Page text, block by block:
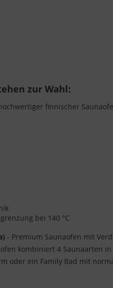
zur Wahl:
finnischer
bei 140 °C
- Premium Saunaofen mit
kombiniert 4 Saunaarten
oder ein Family Bad mit